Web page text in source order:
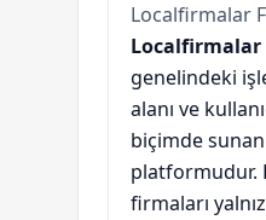
Localfirmalar
Localfirmalar
genelindeki
alanı ve
biçimde
platformudur.
firmaları